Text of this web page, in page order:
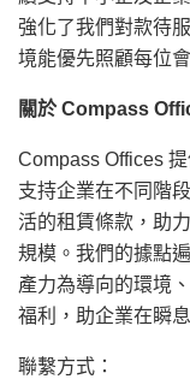
強化了我們對款待
境能優先照顧每位
關於 Compass
Compass Offices
支持企業在不同階
活的租賃條款，助
規模。我們的據點
產力為導向的環境
福利，助企業在瞬
聯繫方式：